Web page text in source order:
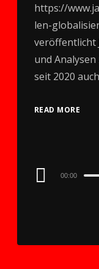
https://
len-
veröffentlicht
und
seit 2020
READ MORE
Audio
00:00